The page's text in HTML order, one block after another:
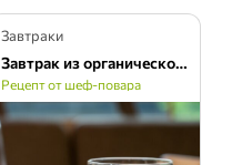
Завтраки
Завтрак из органического йогурта и сезонных фруктов
Рецепт от шеф-повара